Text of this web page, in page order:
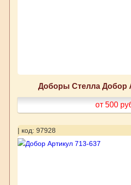
Доборы Стелла Добор
от 500
| код: 97928